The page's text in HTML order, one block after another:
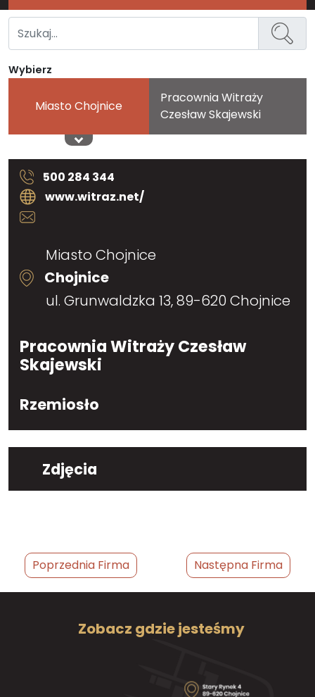
Wybierz
Miasto Chojnice
Pracownia Witraży
Czesław Skajewski
500 284 344
www.witraz.net/
Miasto Chojnice
Chojnice
ul. Grunwaldzka 13, 89-620 Chojnice
Pracownia Witraży Czesław
Skajewski
Rzemiosło
Zdjęcia
Poprzednia Firma Następna Firma
Zobacz gdzie jesteśmy